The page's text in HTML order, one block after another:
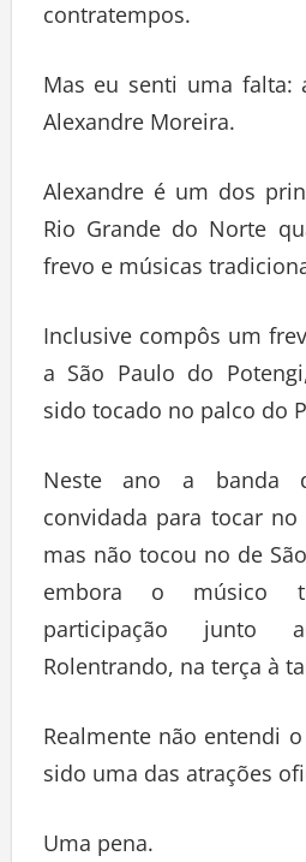
contratempos.
Mas eu senti uma falta:
Alexandre Moreira.
Alexandre é um dos
Rio Grande do Norte
frevo e músicas
Inclusive compôs um
a São Paulo do
sido tocado no palco do
Neste ano a banda
convidada para tocar
mas não tocou no de
embora o músico
participação junto
Rolentrando, na terça à
Realmente não entendi
sido uma das atrações
Uma pena.